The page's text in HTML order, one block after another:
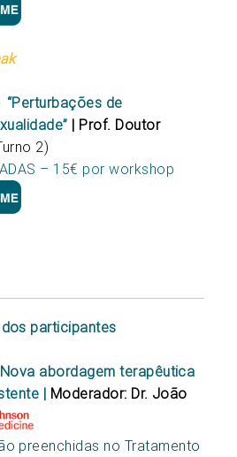
“Perturbações de
| Prof. Doutor
2)
– 15€ por workshop
participantes
abordagem terapêutica
| Moderador: Dr. João
preenchidas no Tratamento